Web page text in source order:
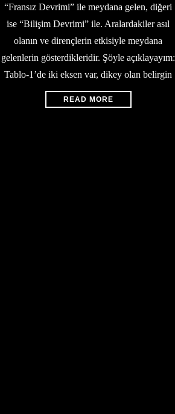
“Fransız Devrimi” ile meydana gelen, diğeri
ise “Bilişim Devrimi” ile. Aralardakiler asıl
olanın ve dirençlerin etkisiyle meydana
gelenlerin gösterdikleridir. Şöyle açıklayayım:
Tablo-1’de iki eksen var, dikey olan belirgin
READ MORE